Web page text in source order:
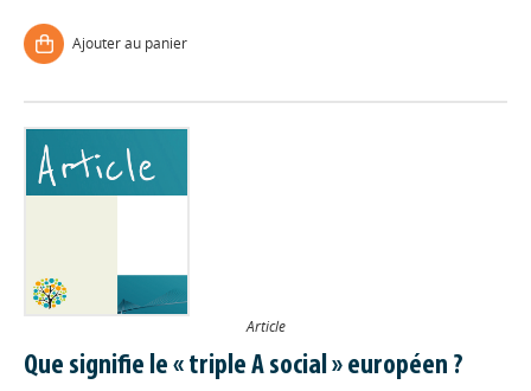
Ajouter au panier
Article
Que signifie le « triple A social » européen ?